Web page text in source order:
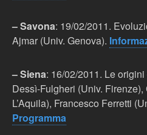
– Savona: 19/02/2011.
Ajmar (Univ. Genova).
– Siena: 16/02/2011. Le
Dessì-Fulgheri (Univ.
L’Aquila), Francesco Ferretti
Programma